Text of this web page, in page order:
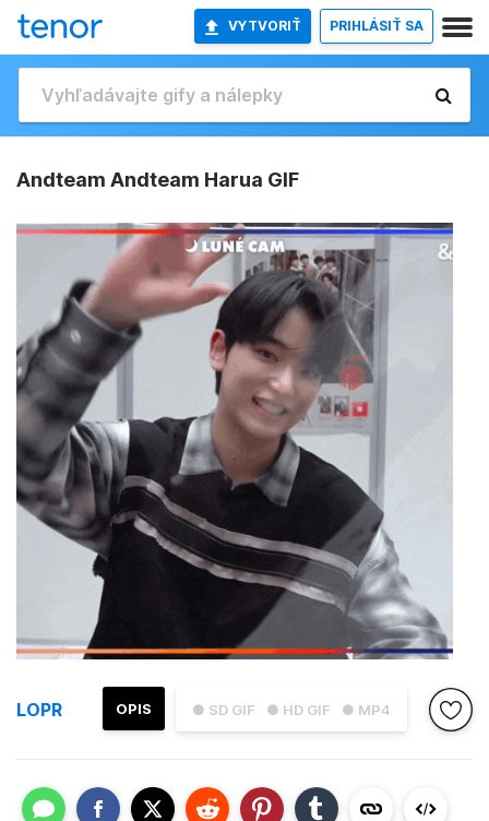
VYTVORIŤ PRIHLÁSIŤ SA
Andteam Andteam Harua GIF
● SD GIF ● HD GIF ● MP4
OPIS
LOPR